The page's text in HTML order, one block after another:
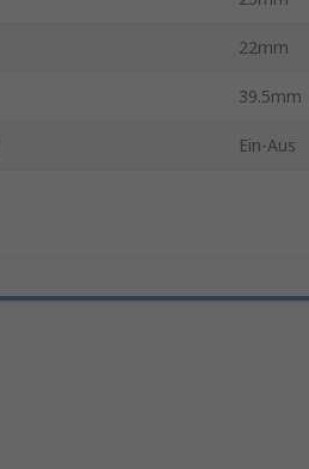
22mm
39.5mm
Ein-Aus